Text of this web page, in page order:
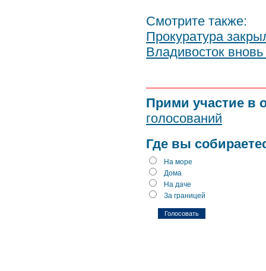
Смотрите также:
Прокуратура
Владивосток
Прими участие в
голосований
Где вы
На море
Дома
На даче
За границей